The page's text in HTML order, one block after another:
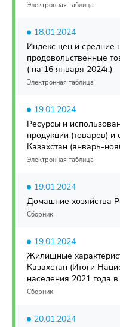
Электронная таблица
18.01.2024
Индекс цен и
продовольственные
( на 16 января 2024г.)
Электронная таблица
19.01.2024
Ресурсы и
продукции (товаров)
Казахстан (январь-
Электронная таблица
19.01.2024
Домашние хозяйства
Сборник
19.01.2024
Жилищные
Казахстан (Итоги
населения 2021 года
Сборник
20.01.2024